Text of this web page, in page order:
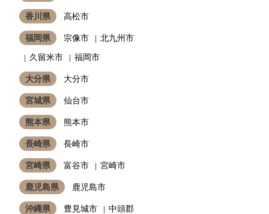
香川県 高松市
福岡県 宗像市
北九州市
久留米市
福岡市
大分県 大分市
宮城県 仙台市
熊本県 熊本市
長崎県 長崎市
宮崎県 富谷市 宮崎市
鹿児島県 鹿児島市
沖縄県 豊見城市
中頭郡